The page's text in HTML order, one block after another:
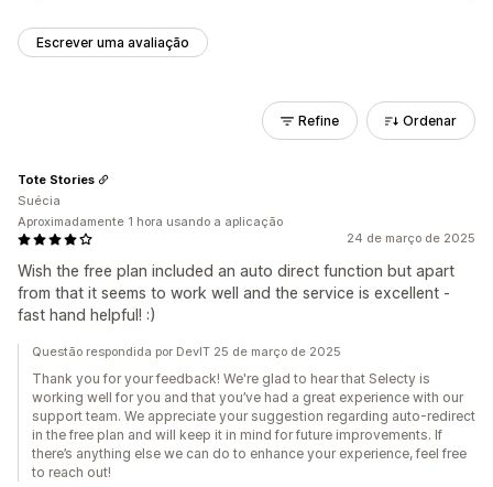
Escrever uma avaliação
Refine Ordenar
24 de março de 2025
Wish the free plan included an auto direct function but apart
from that it seems to work well and the service is excellent -
fast hand helpful! :)
Tote Stories
Suécia
Aproximadamente 1 hora usando a aplicação
Questão respondida por DevIT 25 de março de 2025
Thank you for your feedback! We're glad to hear that Selecty is
working well for you and that you’ve had a great experience with our
support team. We appreciate your suggestion regarding auto-redirect
in the free plan and will keep it in mind for future improvements. If
there’s anything else we can do to enhance your experience, feel free
to reach out!